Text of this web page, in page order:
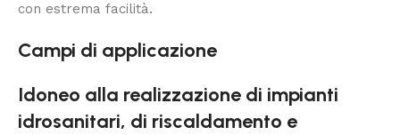
con estrema facilità.
Campi di applicazione
Idoneo alla realizzazione di impianti
idrosanitari, di riscaldamento e